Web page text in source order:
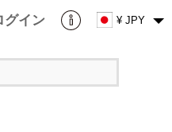
グイン ¥ JPY